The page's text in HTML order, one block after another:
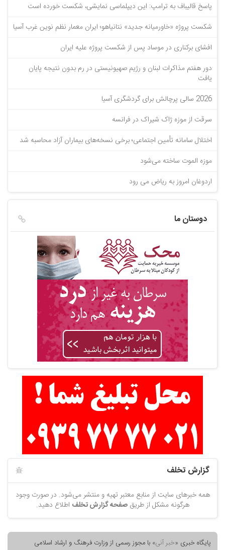
پاسخ قالیباف به ترامپ: این دیپلماسی نمایشی، شکست خورده است
شکست پروژه «خاورمیانه جدید» نتانیاهو؛ ایران معمار نظم نوین غرب آسیا
افشای برکناری در موساد پس از شکست پروژه علیه ایران
دور هفتم مذاکرات لبنان و رژیم صهیونیستی در رم بدون نتیجه پایان
یافت
2026 سالی پرچالش برای گردشگری آسیا
سرقت از موزه ژاک شیراک در فرانسه
اختلال سامانه تأمین اجتماعی؛ برخی نسخه‌های بیماران آزاد محاسبه شد
موزه الموت ساخته می‌شود
اردوغان امروز به ریاض می رود
دوستان ما
گزارش تخلف
همه خبرهای سایت از منابع معتبر تهیه و منتشر می‌شود. در صورت وجود
هرگونه مشکل از طریقصفحه گزارش تخلف اطلاع دهید.
پایگاه خبری «خبر آنی» با مجوز رسمی از وزارت فرهنگ و ارشاد اسلامی